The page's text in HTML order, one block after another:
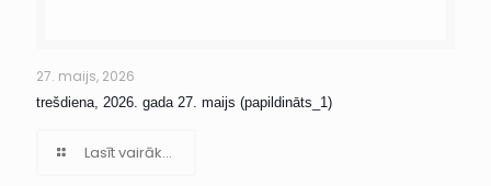
27. maijs, 2026
trešdiena, 2026. gada 27. maijs (papildināts_1)
Lasīt vairāk...